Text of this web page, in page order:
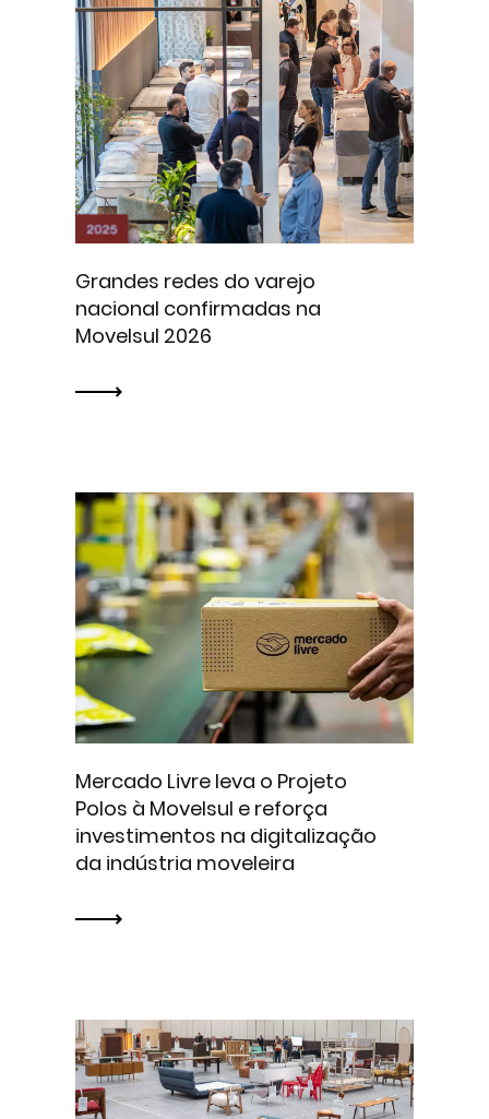
Grandes redes do varejo
nacional confirmadas na
Movelsul 2026
Mercado Livre leva o Projeto
Polos à Movelsul e reforça
investimentos na digitalização
da indústria moveleira